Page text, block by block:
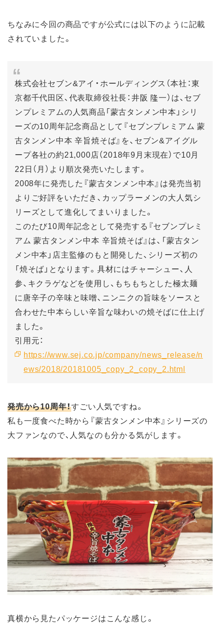
ちなみに今回の商品ですが公式には以下のように記載
されていました。
株式会社セブン&アイ・ホールディングス（本社：東
京都千代田区、代表取締役社長：井阪 隆一）は、セブ
ンプレミアムの人気商品「蒙古タンメン中本」シリ
ーズの10周年記念商品として『セブンプレミアム 蒙
古タンメン中本 辛旨焼そば』を、セブン&アイグル
ープ各社の約21,000店（2018年9月末現在）で10月
22日（月）より順次発売いたします。
2008年に発売した『蒙古タンメン中本』は発売当初
よりご好評をいただき、カップラーメンの大人気シ
リーズとして進化してまいりました。
このたび10周年記念として発売する『セブンプレミ
アム 蒙古タンメン中本 辛旨焼そば』は、「蒙古タン
メン中本」店主監修のもと開発した、シリーズ初の
「焼そば」となります。具材にはチャーシュー、人
参、キクラゲなどを使用し、もちもちとした極太麺
に唐辛子の辛味と味噌、ニンニクの旨味をソースと
合わせた中本らしい辛旨な味わいの焼そばに仕上げ
ました。
引用元：
https://www.sej.co.jp/company/news_release/n
ews/2018/20181005_copy_2_copy_2.html
発売から10周年！すごい人気ですね。
私も一度食べた時から『蒙古タンメン中本』シリーズの
大ファンなので、人気なのも分かる気がします。
真横から見たパッケージはこんな感じ。